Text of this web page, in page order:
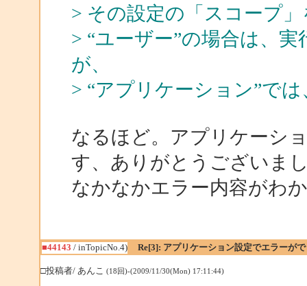
> その設定の「スコープ
> “ユーザー”の場合は、
が、
> “アプリケーション”で
なるほど。アプリケーシ
す、ありがとうございま
なかなかエラー内容がわ
■44143 / inTopicNo.4) Re[3]: アプリケーション設定でエラーが
□投稿者/ あんこ (18回)-(2009/11/30(Mon) 17:11:44)